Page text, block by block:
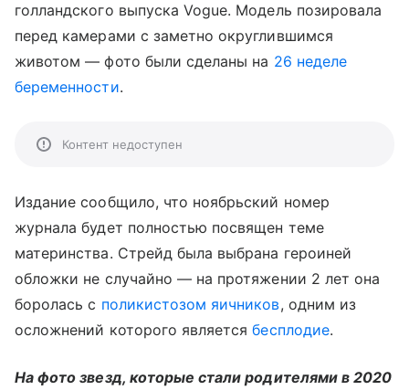
голландского выпуска Vogue. Модель позировала
перед камерами с заметно округлившимся
животом — фото были сделаны на 26 неделе
беременности.
Контент недоступен
Издание сообщило, что ноябрьский номер
журнала будет полностью посвящен теме
материнства. Стрейд была выбрана героиней
обложки не случайно — на протяжении 2 лет она
боролась с поликистозом яичников, одним из
осложнений которого являетсябесплодие.
На фото звезд, которые стали родителями в 2020